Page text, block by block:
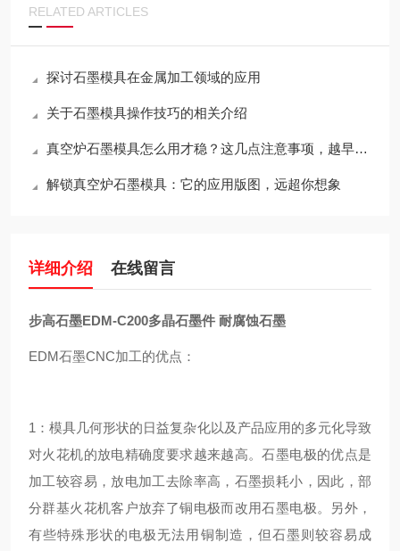
RELATED ARTICLES
探讨石墨模具在金属加工领域的应用
关于石墨模具操作技巧的相关介绍
真空炉石墨模具怎么用才稳？这几点注意事项，越早知道越省心
解锁真空炉石墨模具：它的应用版图，远超你想象
详细介绍 在线留言
步高石墨EDM-C200多晶石墨件 耐腐蚀石墨
EDM石墨CNC加工的优点：
1：模具几何形状的日益复杂化以及产品应用的多元化导致
对火花机的放电精确度要求越来越高。石墨电极的优点是
加工较容易，放电加工去除率高，石墨损耗小，因此，部
分群基火花机客户放弃了铜电极而改用石墨电极。另外，
有些特殊形状的电极无法用铜制造，但石墨则较容易成